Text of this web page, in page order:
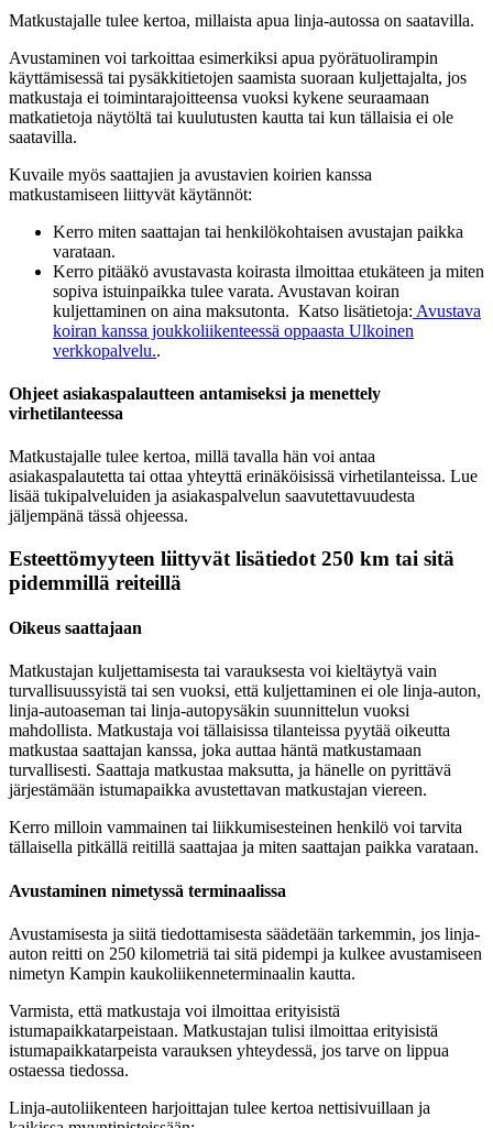
Matkustajalle tulee kertoa, millaista apua linja-autossa on saatavilla.
Avustaminen voi tarkoittaa esimerkiksi apua pyörätuolirampin
käyttämisessä tai pysäkkitietojen saamista suoraan kuljettajalta, jos
matkustaja ei toimintarajoitteensa vuoksi kykene seuraamaan
matkatietoja näytöltä tai kuulutusten kautta tai kun tällaisia ei ole
saatavilla.
Kuvaile myös saattajien ja avustavien koirien kanssa
matkustamiseen liittyvät käytännöt:
Kerro miten saattajan tai henkilökohtaisen avustajan paikka
varataan.
Kerro pitääkö avustavasta koirasta ilmoittaa etukäteen ja miten
sopiva istuinpaikka tulee varata. Avustavan koiran
kuljettaminen on aina maksutonta. Katso lisätietoja: Avustava
koiran kanssa joukkoliikenteessä oppaasta Ulkoinen
verkkopalvelu..
Ohjeet asiakaspalautteen antamiseksi ja menettely
virhetilanteessa
Matkustajalle tulee kertoa, millä tavalla hän voi antaa
asiakaspalautetta tai ottaa yhteyttä erinäköisissä virhetilanteissa. Lue
lisää tukipalveluiden ja asiakaspalvelun saavutettavuudesta
jäljempänä tässä ohjeessa.
Esteettömyyteen liittyvät lisätiedot 250 km tai sitä
pidemmillä reiteillä
Oikeus saattajaan
Matkustajan kuljettamisesta tai varauksesta voi kieltäytyä vain
turvallisuussyistä tai sen vuoksi, että kuljettaminen ei ole linja-auton,
linja-autoaseman tai linja-autopysäkin suunnittelun vuoksi
mahdollista. Matkustaja voi tällaisissa tilanteissa pyytää oikeutta
matkustaa saattajan kanssa, joka auttaa häntä matkustamaan
turvallisesti. Saattaja matkustaa maksutta, ja hänelle on pyrittävä
järjestämään istumapaikka avustettavan matkustajan viereen.
Kerro milloin vammainen tai liikkumisesteinen henkilö voi tarvita
tällaisella pitkällä reitillä saattajaa ja miten saattajan paikka varataan.
Avustaminen nimetyssä terminaalissa
Avustamisesta ja siitä tiedottamisesta säädetään tarkemmin, jos linja-
auton reitti on 250 kilometriä tai sitä pidempi ja kulkee avustamiseen
nimetyn Kampin kaukoliikenneterminaalin kautta.
Varmista, että matkustaja voi ilmoittaa erityisistä
istumapaikkatarpeistaan. Matkustajan tulisi ilmoittaa erityisistä
istumapaikkatarpeista varauksen yhteydessä, jos tarve on lippua
ostaessa tiedossa.
Linja-autoliikenteen harjoittajan tulee kertoa nettisivuillaan ja